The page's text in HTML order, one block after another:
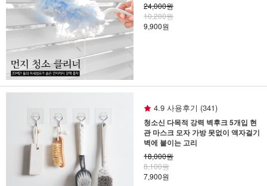
24,000원
10,200원
9,900원
4.9 사용후기 (341)
청소신 다목적 강력 벽후크 5개입 현
관 마스크 모자 가방 못없이 액자걸기
벽에 붙이는 고리
18,000원
8,100원
7,900원